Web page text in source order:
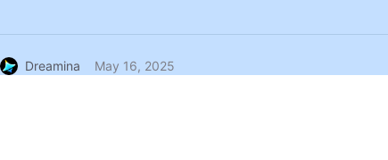
Dreamina May 16, 2025